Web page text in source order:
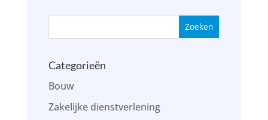
Categorieën
Bouw
Zakelijke dienstverlening